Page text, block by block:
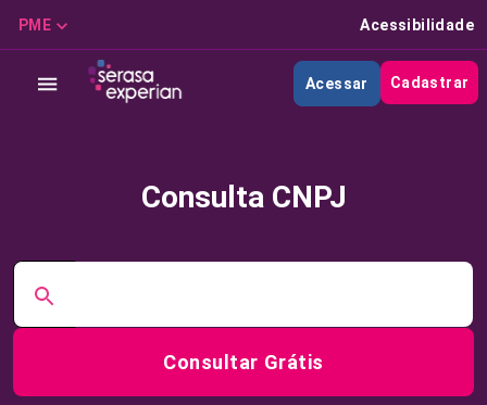
PME Acessibilidade
Acessar Cadastrar
Consulta CNPJ
Consultar Grátis